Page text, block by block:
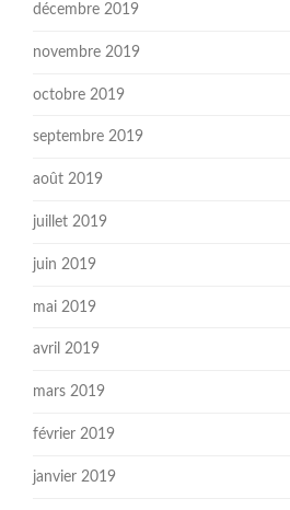
décembre 2019
novembre 2019
octobre 2019
septembre 2019
août 2019
juillet 2019
juin 2019
mai 2019
avril 2019
mars 2019
février 2019
janvier 2019